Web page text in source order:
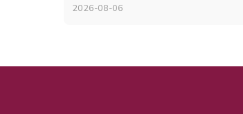
2026-08-06